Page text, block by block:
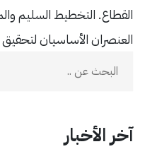
القطاع. التخطيط السليم
العنصران الأساسيان
آخر الأخبار